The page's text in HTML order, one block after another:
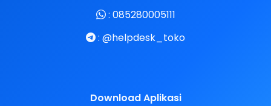
: 085280005111
: @helpdesk_toko
Download Aplikasi